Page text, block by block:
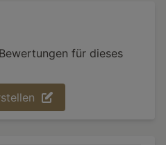
für dieses